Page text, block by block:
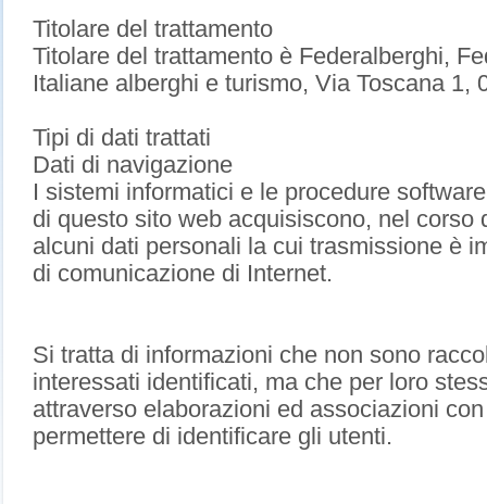
Titolare del trattamento
Titolare del trattamento è Federalberghi,
Italiane alberghi e turismo, Via Toscana 1,
Tipi di dati trattati
Dati di navigazione
I sistemi informatici e le procedure
di questo sito web acquisiscono, nel corso
alcuni dati personali la cui trasmissione è
di comunicazione di Internet.
Si tratta di informazioni che non sono
interessati identificati, ma che per loro
attraverso elaborazioni ed associazioni
permettere di identificare gli utenti.